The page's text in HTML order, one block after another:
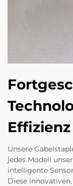
Effizienz
Unsere
jedes Modell
intelligente
Diese